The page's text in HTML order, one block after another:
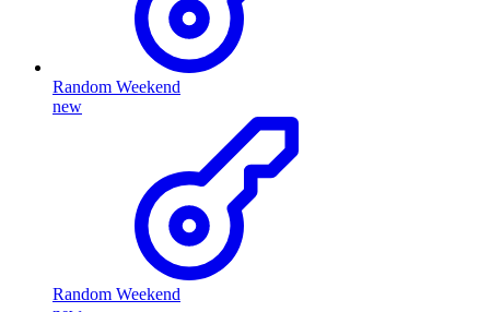
Random Weekend
new
Random Weekend